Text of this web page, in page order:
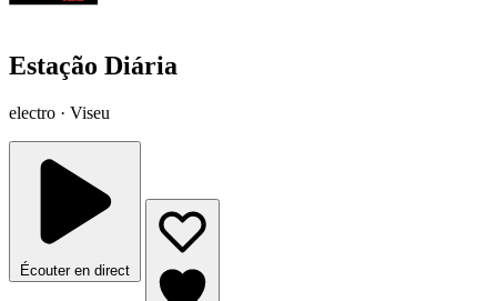
Estação Diária
electro · Viseu
Écouter en direct